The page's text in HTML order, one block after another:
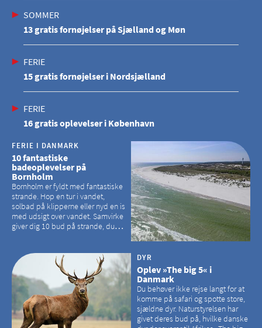
SOMMER
13 gratis fornøjelser på Sjælland og Møn
FERIE
15 gratis fornøjelser i Nordsjælland
FERIE
16 gratis oplevelser i København
FERIE I DANMARK
10 fantastiske
badeoplevelser på
Bornholm
Bornholm er fyldt med fantastiske
strande. Hop en tur i vandet,
solbad på klipperne eller nyd en is
med udsigt over vandet. Samvirke
giver dig 10 bud på strande, du
DYR
Oplev »The big 5« i
Danmark
Du behøver ikke rejse langt for at
komme på safari og spotte store,
sjældne dyr. Naturstyrelsen har
givet deres bud på, hvilke danske